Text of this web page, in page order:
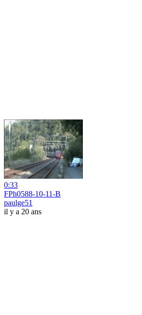
0:33
FPh0588-10-11-B
paulge51
il y a 20 ans